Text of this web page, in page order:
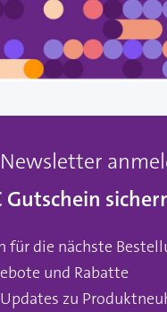
Gutschein
für die nächste
und Rabatte
zu